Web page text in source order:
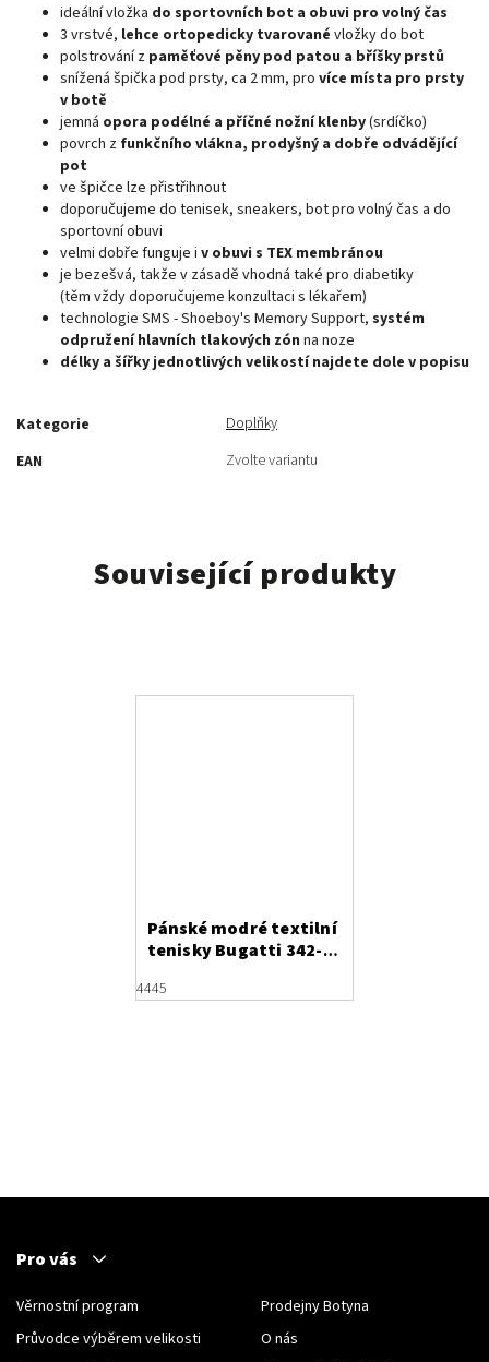
ideální vložka do sportovních bot a obuvi pro volný čas
3 vrstvé, lehce ortopedicky tvarované vložky do bot
polstrování z paměťové pěny pod patou a bříšky prstů
snížená špička pod prsty, ca 2 mm, pro více místa pro prsty
v botě
jemná opora podélné a příčné nožní klenby(srdíčko)
povrch z funkčního vlákna, prodyšný a dobře odvádějící
pot
ve špičce lze přistřihnout
doporučujeme do tenisek, sneakers, bot pro volný čas a do
sportovní obuvi
velmi dobře funguje i v obuvi s TEX membránou
je bezešvá, takže v zásadě vhodná také pro diabetiky
(těm vždy doporučujeme konzultaci s lékařem)
technologie SMS - Shoeboy's Memory Support, systém
odpružení hlavních tlakových zón na noze
délky a šířky jednotlivých velikostí najdete dole v popisu
Kategorie
Doplňky
EAN
Zvolte variantu
Související produkty
Pánské modré textilní
tenisky Bugatti 342-
4445
Pro vás
Věrnostní program
Průvodce výběrem velikosti
Prodejny Botyna
O nás